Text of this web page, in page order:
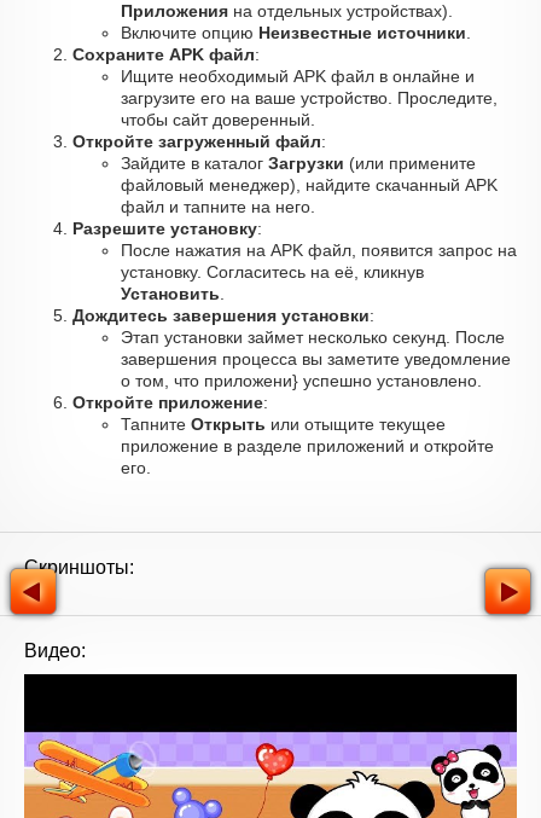
Приложения на отдельных устройствах).
Включите опцию Неизвестные источники
Сохраните APK файл:
Ищите необходимый APK файл в онлайне и
загрузите его на ваше устройство. Проследите,
чтобы сайт доверенный.
Откройте загруженный файл:
Зайдите в каталог Загрузки (или примените
файловый менеджер), найдите скачанный APK
файл и тапните на него.
Разрешите установку:
После нажатия на APK файл, появится запрос на
установку. Согласитесь на её, кликнув
Установить
Дождитесь завершения установки:
Этап установки займет несколько секунд. После
завершения процесса вы заметите уведомление
о том, что приложени} успешно установлено.
Откройте приложение:
Тапните Открыть или отыщите текущее
приложение в разделе приложений и откройте
его.
Скриншоты:
Видео: